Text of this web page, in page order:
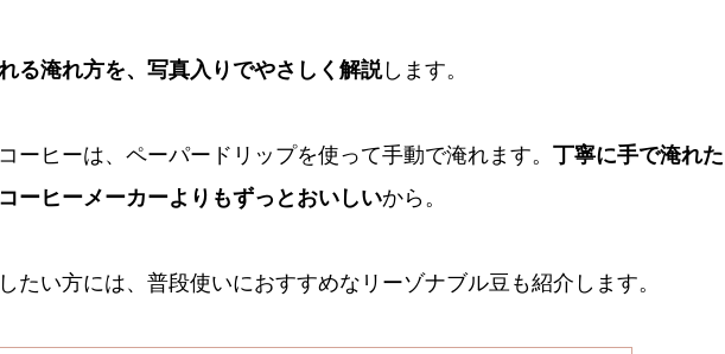
る淹れ方を、写真入りでやさしく解説します。
ーヒーは、ペーパードリップを使って手動で淹れます。 丁寧に手で淹れた
ーヒーメーカーよりもずっとおいしいから。
たい方には、普段使いにおすすめなリーゾナブル豆も紹介します。